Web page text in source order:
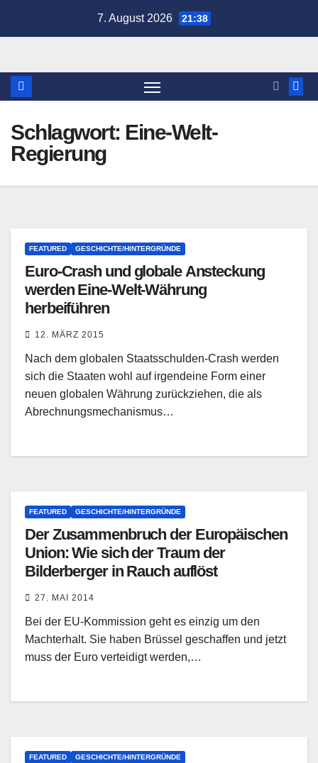
7. August 2026 21:38
Schlagwort: Eine-Welt-
Regierung
FEATURED GESCHICHTE/HINTERGRÜNDE
Euro-Crash und globale Ansteckung
werden Eine-Welt-Währung
herbeiführen
12. MÄRZ 2015
Nach dem globalen Staatsschulden-Crash werden
sich die Staaten wohl auf irgendeine Form einer
neuen globalen Währung zurückziehen, die als
Abrechnungsmechanismus…
FEATURED GESCHICHTE/HINTERGRÜNDE
Der Zusammenbruch der Europäischen
Union: Wie sich der Traum der
Bilderberger in Rauch auflöst
27. MAI 2014
Bei der EU-Kommission geht es einzig um den
Machterhalt. Sie haben Brüssel geschaffen und jetzt
muss der Euro verteidigt werden,…
FEATURED GESCHICHTE/HINTERGRÜNDE